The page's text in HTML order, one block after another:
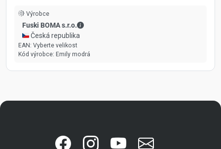
Výrobce
Fuski BOMA s.r.o.
Fuski BOMA s.r.o. - Kontaktní údaje
🇨🇿 Česká republika
EAN: Vyberte velikost
Kód výrobce: Emily modrá